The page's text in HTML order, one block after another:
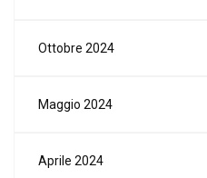
Ottobre 2024
Maggio 2024
Aprile 2024